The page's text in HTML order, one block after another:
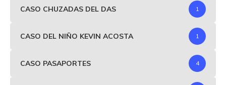
CASO CHUZADAS DEL DAS 1
CASO DEL NIÑO KEVIN ACOSTA 1
CASO PASAPORTES 4